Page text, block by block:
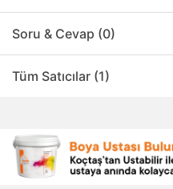
Soru & Cevap (0)
Tüm Satıcılar (1)